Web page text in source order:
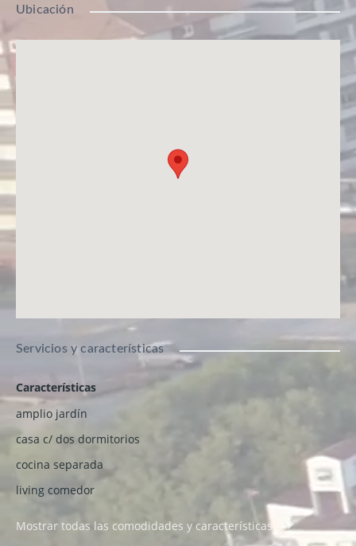
Ubicación
Servicios y características
Características
amplio jardín
casa c/ dos dormitorios
cocina separada
living comedor
Mostrar todas las comodidades y características